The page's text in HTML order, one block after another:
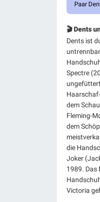
Paar
🎬 Dents
Dents ist
Spectre
dem
Fleming-
dem
die
Joker
1989. Das
Victoria